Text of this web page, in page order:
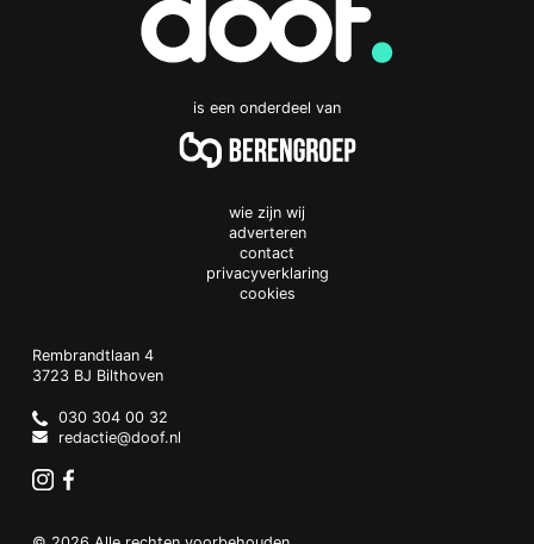
is een onderdeel van
wie zijn wij
adverteren
contact
privacyverklaring
cookies
Doof.nl
work
Rembrandtlaan 4
3723 BJ Bilthoven
Netherlands
030 304 00 32
redactie@doof.nl